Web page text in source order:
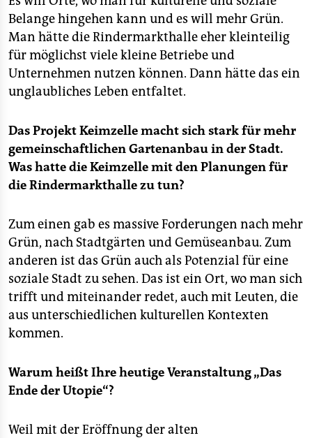
Belange hingehen kann und es will mehr Grün.
Man hätte die Rindermarkthalle eher kleinteilig
für möglichst viele kleine Betriebe und
Unternehmen nutzen können. Dann hätte das ein
unglaubliches Leben entfaltet.
Das Projekt Keimzelle macht sich stark für mehr
gemeinschaftlichen Gartenanbau in der Stadt.
Was hatte die Keimzelle mit den Planungen für
die Rindermarkthalle zu tun?
Zum einen gab es massive Forderungen nach mehr
Grün, nach Stadtgärten und Gemüseanbau. Zum
anderen ist das Grün auch als Potenzial für eine
soziale Stadt zu sehen. Das ist ein Ort, wo man sich
trifft und miteinander redet, auch mit Leuten, die
aus unterschiedlichen kulturellen Kontexten
kommen.
Warum heißt Ihre heutige Veranstaltung „Das
Ende der Utopie“?
Weil mit der Eröffnung der alten